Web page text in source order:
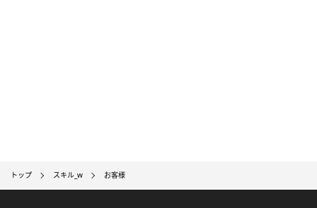
トップ スキル_w お客様